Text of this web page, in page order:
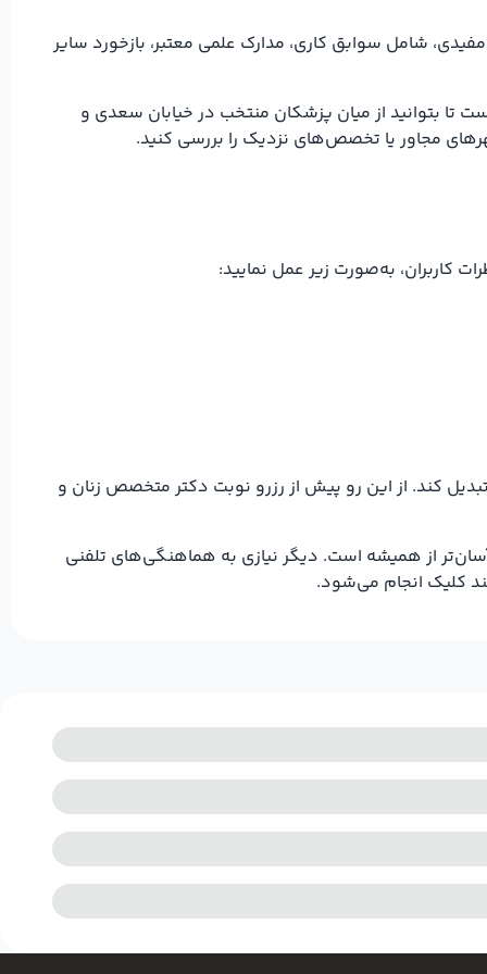
شامل سوابق کاری، مدارک علمی معتبر، بازخورد سایر
تا بتوانید از میان پزشکان منتخب در خیابان سعدی و
مجاور یا تخصص‌های نزدیک را بررسی کنید.
به‌صورت زیر عمل نمایید:
کند. از این رو پیش از رزرو نوبت دکتر متخصص زنان و
از همیشه است. دیگر نیازی به هماهنگی‌های تلفنی
کلیک انجام می‌شود.